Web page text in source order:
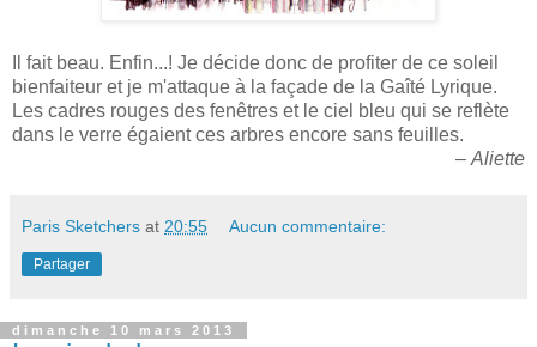
Il fait beau. Enfin...! Je décide donc de profiter de ce soleil
bienfaiteur et je m'attaque à la façade de la Gaîté Lyrique.
Les cadres rouges des fenêtres et le ciel bleu qui se reflète
dans le verre égaient ces arbres encore sans feuilles.
– Aliette
Paris Sketchers at 20:55 Aucun commentaire:
Partager
dimanche 10 mars 2013